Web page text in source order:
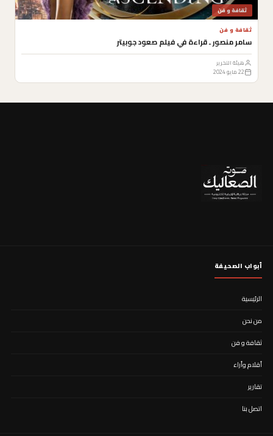
ثقافة و فن
ثقافة و فن
سامر منصور ـ قراءة في فيلم صعود جوبيتر
هيئة التحرير
22 مايو 2024
أبواب الصحيفة
الرئيسية
من نحن
ثقافة و فن
أقلام وأراء
تقارير
اتصل بنا